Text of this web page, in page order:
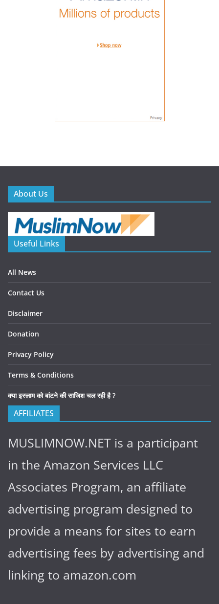
About Us
Useful Links
All News
Contact Us
Disclaimer
Donation
Privacy Policy
Terms & Conditions
क्या इस्लाम को बांटने की साजिश चल रही है ?
AFFILIATES
MUSLIMNOW.NET is a participant
in the Amazon Services LLC
Associates Program, an affiliate
advertising program designed to
provide a means for sites to earn
advertising fees by advertising and
linking to amazon.com